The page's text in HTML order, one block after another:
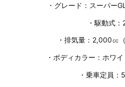
・グレード：スーパー
・駆動式：
・排気量：2,000㏄
・ボディカラー：ホワ
・乗車定員：